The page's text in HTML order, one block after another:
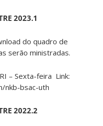
2023.1
do quadro de
serão ministradas.
– Sexta-feira Link:
nkb-bsac-uth
2022.2